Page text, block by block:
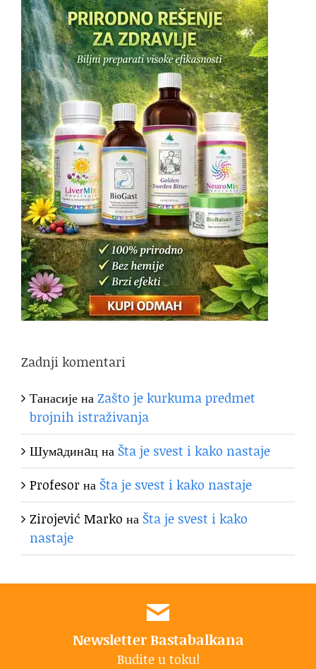
Zadnji komentari
ТанасијенаZašto je kurkuma predmet
brojnih istraživanja
Шумaдинaцна Šta je svest i kako nastaje
Profesorна Šta je svest i kako nastaje
Zirojević Marko на Šta je svest i kako
nastaje
Newsletter Bastabalkana
Budite u toku!